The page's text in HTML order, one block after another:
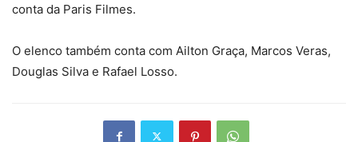
conta da Paris Filmes.
O elenco também conta com Ailton Graça, Marcos Veras,
Douglas Silva e Rafael Losso.